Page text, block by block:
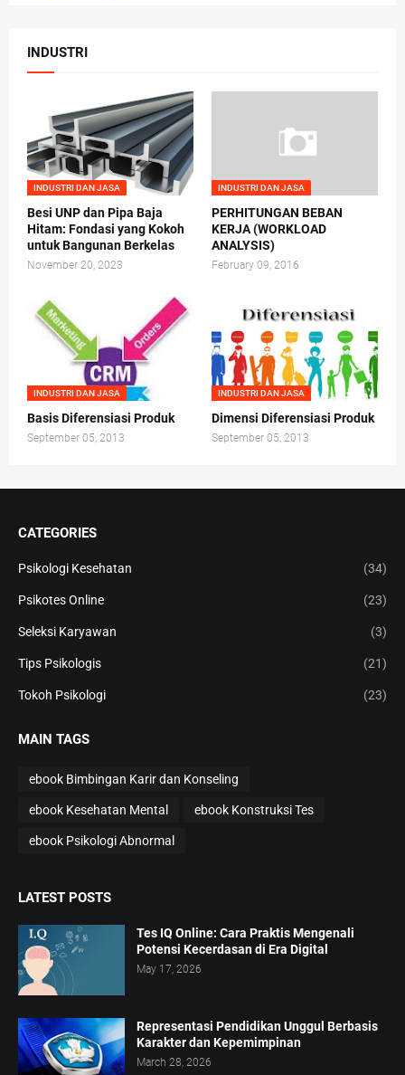
INDUSTRI
INDUSTRI DAN JASA
Besi UNP dan Pipa Baja
Hitam: Fondasi yang Kokoh
untuk Bangunan Berkelas
November 20, 2023
INDUSTRI DAN JASA
PERHITUNGAN BEBAN
KERJA (WORKLOAD
ANALYSIS)
February 09, 2016
INDUSTRI DAN JASA
Basis Diferensiasi Produk
September 05, 2013
INDUSTRI DAN JASA
Dimensi Diferensiasi Produk
September 05, 2013
CATEGORIES
Psikologi Kesehatan (34)
Psikotes Online (23)
Seleksi Karyawan (3)
Tips Psikologis (21)
Tokoh Psikologi (23)
MAIN TAGS
ebook Bimbingan Karir dan Konseling
ebook Kesehatan Mental ebook Konstruksi Tes
ebook Psikologi Abnormal
LATEST POSTS
Tes IQ Online: Cara Praktis Mengenali
Potensi Kecerdasan di Era Digital
May 17, 2026
Representasi Pendidikan Unggul Berbasis
Karakter dan Kepemimpinan
March 28, 2026